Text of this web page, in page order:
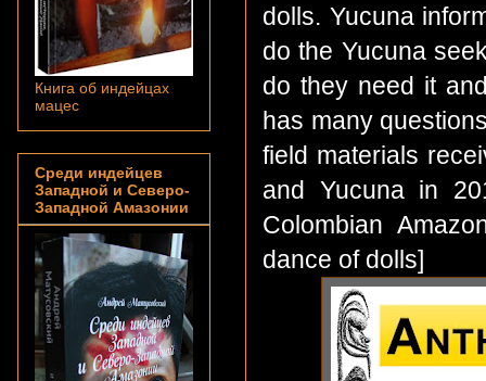
dolls. Yucuna
do the Yucuna
do they need it
has many
field materials
and Yucuna in
Colombian
dance of dolls]
Книга об индейцах
мацес
Среди индейцев
Западной и Северо-
Западной Амазонии